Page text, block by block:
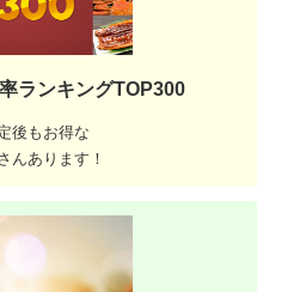
ランキングTOP300
後もお得な
んあります！